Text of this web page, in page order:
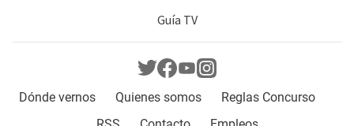
Guía TV
Dónde vernos Quienes somos
Reglas Concurso